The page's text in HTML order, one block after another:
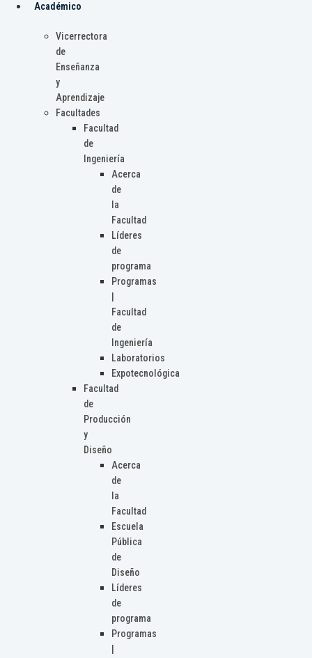
Académico
Vicerrectora
de
Enseñanza
y
Aprendizaje
Facultades
Facultad
de
Ingeniería
Acerca
de
la
Facultad
Líderes
de
programa
Programas
Facultad
de
Ingeniería
Laboratorios
Expotecnológica
Facultad
de
Producción
y
Diseño
Acerca
de
la
Facultad
Escuela
Pública
de
Diseño
Líderes
de
programa
Programas